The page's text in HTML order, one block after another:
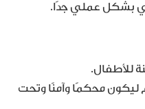
بشكل عملي جدًا.
للأطفال.
محكمًا وآمنًا وتحت